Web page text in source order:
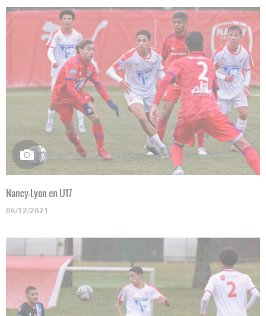
Nancy-Lyon en U17
06/12/2021